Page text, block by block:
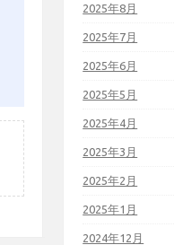
2025年8月
2025年7月
2025年6月
2025年5月
2025年4月
2025年3月
2025年2月
2025年1月
2024年12月